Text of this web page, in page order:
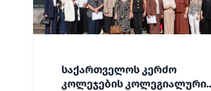
საქართველოს კერძო
კოლეჯების კოლეგიალური